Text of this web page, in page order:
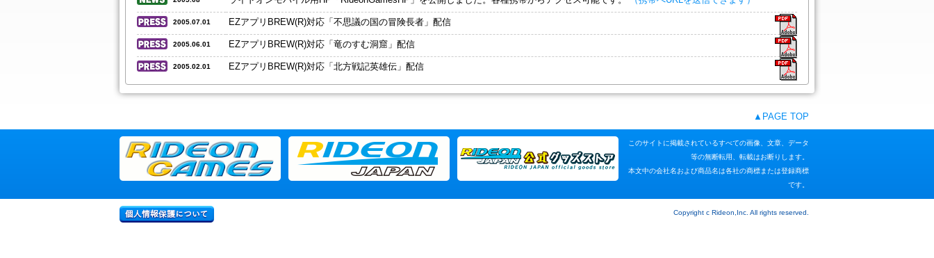
2005.07.01 EZアプリBREW(R)対応「不思議の国の冒険長者」配信
2005.06.01 EZアプリBREW(R)対応「竜のすむ洞窟」配信
2005.02.01 EZアプリBREW(R)対応「北方戦記英雄伝」配信
▲PAGE TOP
このサイトに掲載されているすべての画像、文章、データ
等の無断転用、転載はお断りします。
本文中の会社名および商品名は各社の商標または登録商標
です。
Copyright c Rideon,Inc. All rights reserved.